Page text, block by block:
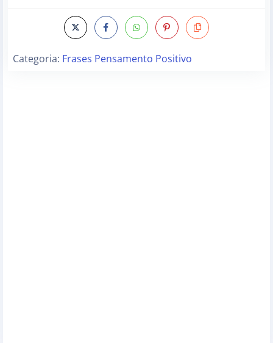
Categoria: Frases Pensamento Positivo